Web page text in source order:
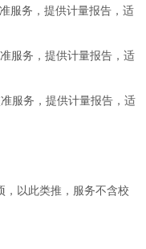
，提供计量报告，适
，提供计量报告，适
，提供计量报告，适
，以此类推，服务不含校